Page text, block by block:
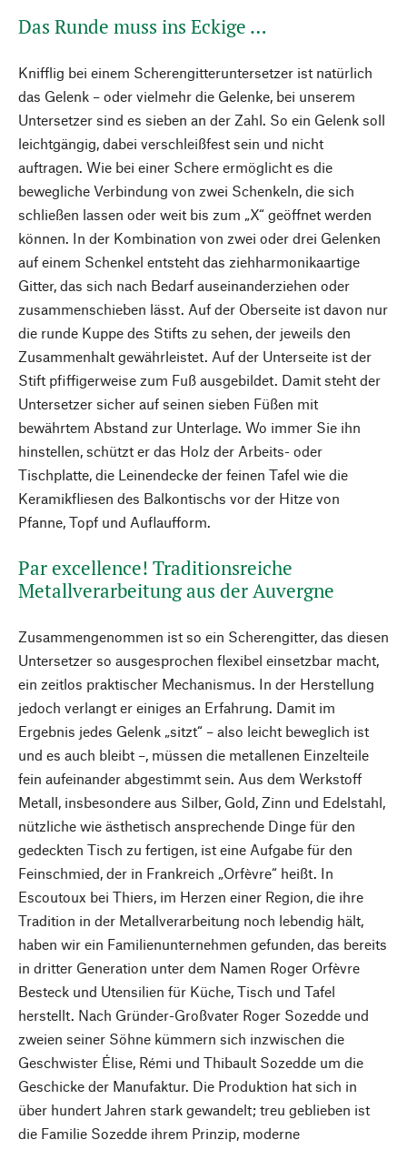
Das Runde muss ins Eckige …
Knifflig bei einem Scherengitteruntersetzer ist natürlich
das Gelenk – oder vielmehr die Gelenke, bei unserem
Untersetzer sind es sieben an der Zahl. So ein Gelenk soll
leichtgängig, dabei verschleißfest sein und nicht
auftragen. Wie bei einer Schere ermöglicht es die
bewegliche Verbindung von zwei Schenkeln, die sich
schließen lassen oder weit bis zum „X“ geöffnet werden
können. In der Kombination von zwei oder drei Gelenken
auf einem Schenkel entsteht das ziehharmonikaartige
Gitter, das sich nach Bedarf auseinanderziehen oder
zusammenschieben lässt. Auf der Oberseite ist davon nur
die runde Kuppe des Stifts zu sehen, der jeweils den
Zusammenhalt gewährleistet. Auf der Unterseite ist der
Stift pfiffigerweise zum Fuß ausgebildet. Damit steht der
Untersetzer sicher auf seinen sieben Füßen mit
bewährtem Abstand zur Unterlage. Wo immer Sie ihn
hinstellen, schützt er das Holz der Arbeits- oder
Tischplatte, die Leinendecke der feinen Tafel wie die
Keramikfliesen des Balkontischs vor der Hitze von
Pfanne, Topf und Auflaufform.
Par excellence! Traditionsreiche
Metallverarbeitung aus der Auvergne
Zusammengenommen ist so ein Scherengitter, das diesen
Untersetzer so ausgesprochen flexibel einsetzbar macht,
ein zeitlos praktischer Mechanismus. In der Herstellung
jedoch verlangt er einiges an Erfahrung. Damit im
Ergebnis jedes Gelenk „sitzt“ – also leicht beweglich ist
und es auch bleibt –, müssen die metallenen Einzelteile
fein aufeinander abgestimmt sein. Aus dem Werkstoff
Metall, insbesondere aus Silber, Gold, Zinn und Edelstahl,
nützliche wie ästhetisch ansprechende Dinge für den
gedeckten Tisch zu fertigen, ist eine Aufgabe für den
Feinschmied, der in Frankreich „Orfèvre“ heißt. In
Escoutoux bei Thiers, im Herzen einer Region, die ihre
Tradition in der Metallverarbeitung noch lebendig hält,
haben wir ein Familienunternehmen gefunden, das bereits
in dritter Generation unter dem Namen Roger Orfèvre
Besteck und Utensilien für Küche, Tisch und Tafel
herstellt. Nach Gründer-Großvater Roger Sozedde und
zweien seiner Söhne kümmern sich inzwischen die
Geschwister Élise, Rémi und Thibault Sozedde um die
Geschicke der Manufaktur. Die Produktion hat sich in
über hundert Jahren stark gewandelt; treu geblieben ist
die Familie Sozedde ihrem Prinzip, moderne